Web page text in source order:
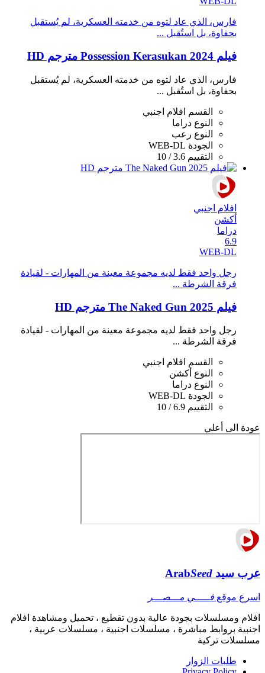
فارس، الذي عاد لتوه من خدمته العسكرية، لم يُستقبل
بحفاوة، بل استُقبل ...
فيلم Possession Kerasukan 2024 مترجم HD
فارس، الذي عاد لتوه من خدمته العسكرية، لم يُستقبل
بحفاوة، بل استُقبل ...
القسم
افلام اجنبي
النوع دراما
النوع رعب
الجودة WEB-DL
التقييم 3.6 / 10
افلام اجنبي
أكشن
دراما
6.9
WEB-DL
رجل واحد فقط لديه مجموعة معينة من المهارات - لقيادة
فرقة الشرطة ...
فيلم The Naked Gun 2025 مترجم HD
رجل واحد فقط لديه مجموعة معينة من المهارات - لقيادة
فرقة الشرطة ...
القسم
افلام اجنبي
النوع أكشن
النوع دراما
الجودة WEB-DL
التقييم 6.9 / 10
عودة الى أعلي
عرب سيد ArabSeed
اسرع موقع فـــــي مـــصـــر
افلام ومسلسلات بجودة عالية بدون تقطيع ، تحميل ومشاهدة افلام
اجنبية بروابط مباشرة ، مسلسلات اجنبية ، مسلسلات عربية ،
مسلسلات تركية
طلبات الزوار